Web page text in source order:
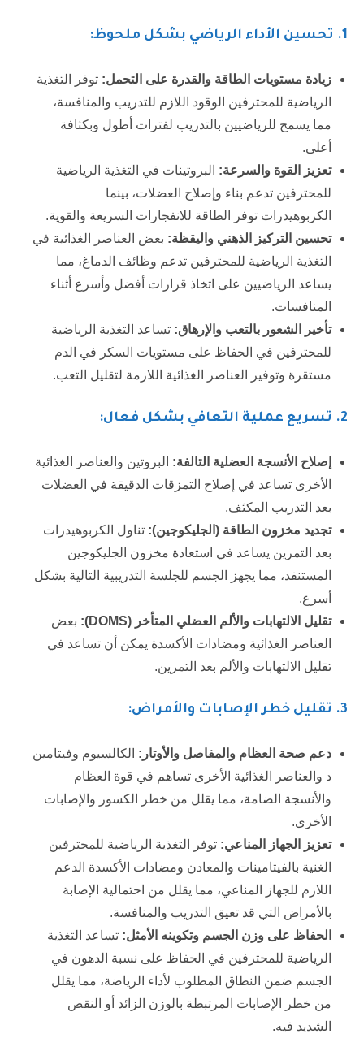
1. تحسين الأداء الرياضي بشكل ملحوظ:
زيادة مستويات الطاقة والقدرة على التحمل: توفر التغذية
الرياضية للمحترفين الوقود اللازم للتدريب والمنافسة،
مما يسمح للرياضيين بالتدريب لفترات أطول وبكثافة
أعلى.
تعزيز القوة والسرعة: البروتينات في التغذية الرياضية
للمحترفين تدعم بناء وإصلاح العضلات، بينما
الكربوهيدرات توفر الطاقة للانفجارات السريعة والقوية.
تحسين التركيز الذهني واليقظة: بعض العناصر الغذائية في
التغذية الرياضية للمحترفين تدعم وظائف الدماغ، مما
يساعد الرياضيين على اتخاذ قرارات أفضل وأسرع أثناء
المنافسات.
تأخير الشعور بالتعب والإرهاق: تساعد التغذية الرياضية
للمحترفين في الحفاظ على مستويات السكر في الدم
مستقرة وتوفير العناصر الغذائية اللازمة لتقليل التعب.
2. تسريع عملية التعافي بشكل فعال:
إصلاح الأنسجة العضلية التالفة: البروتين والعناصر الغذائية
الأخرى تساعد في إصلاح التمزقات الدقيقة في العضلات
بعد التدريب المكثف.
تجديد مخزون الطاقة (الجليكوجين): تناول الكربوهيدرات
بعد التمرين يساعد في استعادة مخزون الجليكوجين
المستنفد، مما يجهز الجسم للجلسة التدريبية التالية بشكل
أسرع.
تقليل الالتهابات والألم العضلي المتأخر (DOMS
): بعض
العناصر الغذائية ومضادات الأكسدة يمكن أن تساعد في
تقليل الالتهابات والألم بعد التمرين.
3. تقليل خطر الإصابات والأمراض:
دعم صحة العظام والمفاصل والأوتار: الكالسيوم وفيتامين
د والعناصر الغذائية الأخرى تساهم في قوة العظام
والأنسجة الضامة، مما يقلل من خطر الكسور والإصابات
الأخرى.
تعزيز الجهاز المناعي: توفر التغذية الرياضية للمحترفين
الغنية بالفيتامينات والمعادن ومضادات الأكسدة الدعم
اللازم للجهاز المناعي، مما يقلل من احتمالية الإصابة
بالأمراض التي قد تعيق التدريب والمنافسة.
الحفاظ على وزن الجسم وتكوينه الأمثل: تساعد التغذية
الرياضية للمحترفين في الحفاظ على نسبة الدهون في
الجسم ضمن النطاق المطلوب لأداء الرياضة، مما يقلل
من خطر الإصابات المرتبطة بالوزن الزائد أو النقص
الشديد فيه.